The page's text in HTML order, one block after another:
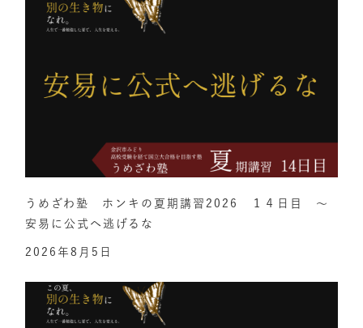
うめざわ塾 ホンキの夏期講習2026 １４日目 ～
安易に公式へ逃げるな
2026年8月5日